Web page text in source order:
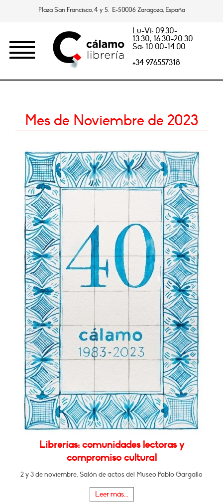
Plaza San Francisco, 4 y 5. E-50006 Zaragoza, España
Lu-Vi: 09.30-
13.30, 16.30-20.30
Sa: 10.00-14.00
+34 976557318
Mes de Noviembre de 2023
Librerías: comunidades lectoras y
compromiso cultural
2 y 3 de noviembre. Salón de actos del Museo Pablo Gargallo
Leer más...